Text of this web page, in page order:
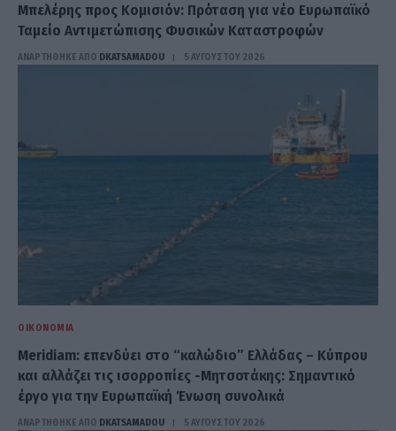
Μπελέρης προς Κομισιόν: Πρόταση για νέο Ευρωπαϊκό
Ταμείο Αντιμετώπισης Φυσικών Καταστροφών
ΑΝΑΡΤΗΘΗΚΕ ΑΠΟ DKATSAMADOU 5 ΑΥΓΟΎΣΤΟΥ 2026
ΟΙΚΟΝΟΜΊΑ
Meridiam: επενδύει στο “καλώδιο” Ελλάδας – Κύπρου
και αλλάζει τις ισορροπίες -Μητσοτάκης: Σημαντικό
έργο για την Ευρωπαϊκή Ένωση συνολικά
ΑΝΑΡΤΗΘΗΚΕ ΑΠΟ DKATSAMADOU 5 ΑΥΓΟΎΣΤΟΥ 2026